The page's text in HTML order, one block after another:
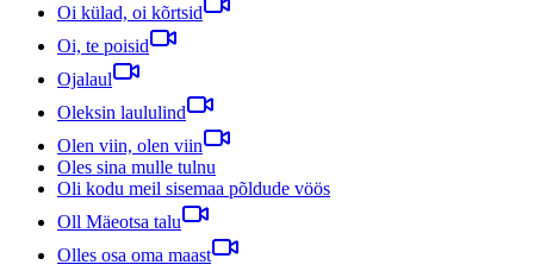
Oi külad, oi kõrtsid
Oi, te poisid
Ojalaul
Oleksin laululind
Olen viin, olen viin
Oles sina mulle tulnu
Oli kodu meil sisemaa põldude vöös
Oll Mäeotsa talu
Olles osa oma maast